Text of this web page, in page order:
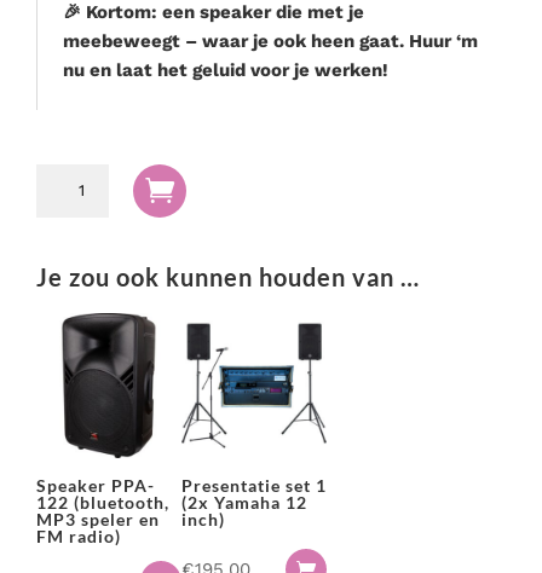
🎉 Kortom: een speaker die met je
meebeweegt – waar je ook heen gaat. Huur ‘m
nu en laat het geluid voor je werken!
speler,
draadloze
microfoons
accu
aantal

Je zou ook kunnen houden van …
Speaker PPA-
122 (bluetooth,
MP3 speler en
FM radio)
Presentatie set 1
(2x Yamaha 12
inch)